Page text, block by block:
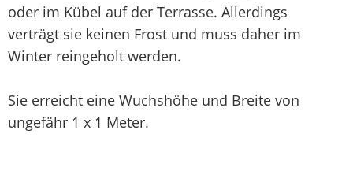
oder im Kübel auf der Terrasse. Allerdings
verträgt sie keinen Frost und muss daher im
Winter reingeholt werden.
Sie erreicht eine Wuchshöhe und Breite von
ungefähr 1 x 1 Meter.